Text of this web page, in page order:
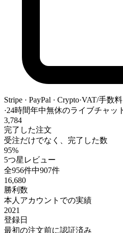
Stripe · PayPal · Crypto·VAT/手数
·24時間年中無休のライブチャッ
3,784
完了した注文
受注だけでなく、完了した数
95%
5つ星レビュー
全956件中907件
16,680
勝利数
本人アカウントでの実績
2021
登録日
最初の注文前に認証済み